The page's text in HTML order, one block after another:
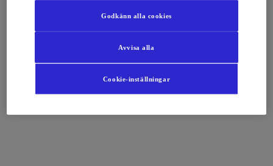
Cookie-inställningar
Avvisa alla
Godkänn alla cookies